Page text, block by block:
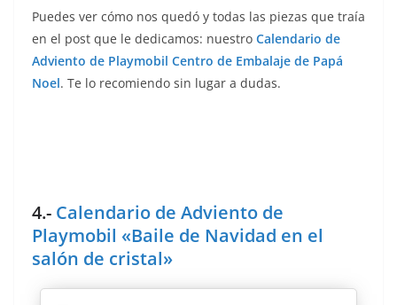
Puedes ver cómo nos quedó y todas las piezas que traía
en el post que le dedicamos: nuestro Calendario de
Adviento de Playmobil Centro de Embalaje de Papá
Noel. Te lo recomiendo sin lugar a dudas.
4.- Calendario de Adviento de
Playmobil «Baile de Navidad en el
salón de cristal»